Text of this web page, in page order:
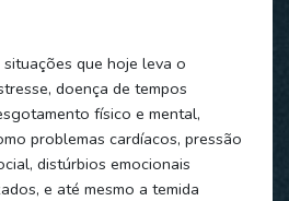
que hoje leva o
doença de tempos
físico e mental,
problemas cardíacos, pressão
distúrbios emocionais
e até mesmo a temida